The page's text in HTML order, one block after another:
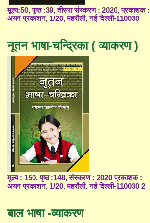
मूल्य:50, पृष्ठ :39, तीसरा संस्करण : 2020, प्रकाशक :
अयन प्रकाशन, 1/20, महरौली, नई दिल्ली-110030
नूतन भाषा-चन्द्रिका ( व्याकरण )
मूल्य : 150, पृष्ठ :148, संस्करण : 2020 प्रकाशक :
अयन प्रकाशन, 1/20, महरौली, नई दिल्ली-110030 2
बाल भाषा -व्याकरण